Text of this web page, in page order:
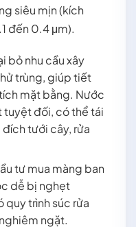
siêu mịn (kích
đến 0.4 μm).
bỏ nhu cầu xây
trùng, giúp tiết
mặt bằng. Nước
tuyệt đối, có thể tái
tưới cây, rửa
tư mua màng ban
dễ bị nghẹt
trình súc rửa
ngặt.